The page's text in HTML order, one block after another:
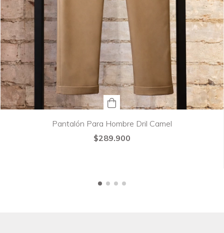
Pantalón Para Hombre Dril Camel
$289.900